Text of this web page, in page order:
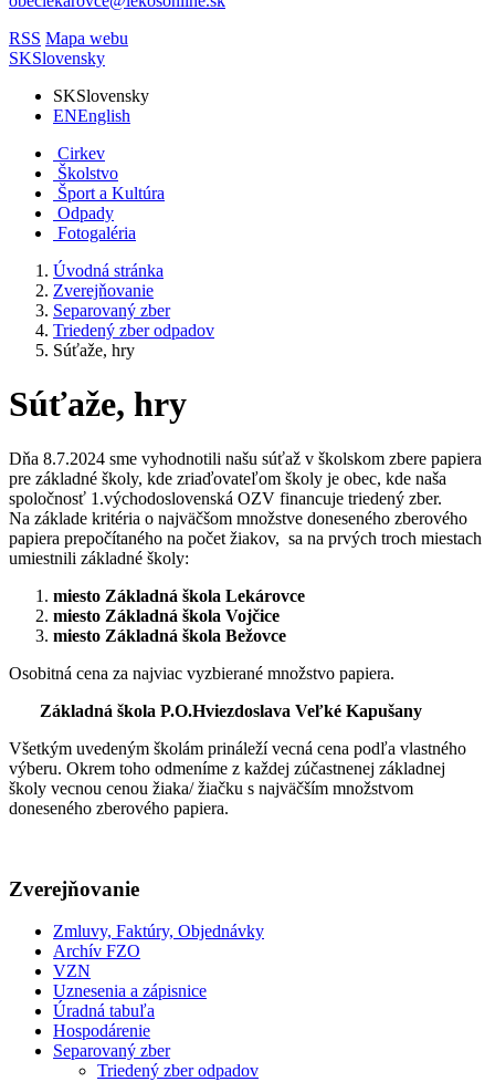
RSS Mapa webu
SKSlovensky
SKSlovensky
ENEnglish
Cirkev
Školstvo
Šport a Kultúra
Odpady
Fotogaléria
Úvodná stránka
Zverejňovanie
Separovaný zber
Triedený zber odpadov
Súťaže, hry
Súťaže, hry
Dňa 8.7.2024 sme vyhodnotili našu súťaž v školskom zbere papiera
pre základné školy, kde zriaďovateľom školy je obec, kde naša
spoločnosť 1.východoslovenská OZV financuje triedený zber.
Na základe kritéria o najväčšom množstve doneseného zberového
papiera prepočítaného na počet žiakov, sa na prvých troch miestach
umiestnili základné školy:
miesto Základná škola Lekárovce
miesto Základná škola Vojčice
miesto Základná škola Bežovce
Osobitná cena za najviac vyzbierané množstvo papiera.
Základná škola P.O.Hviezdoslava Veľké Kapušany
Všetkým uvedeným školám prináleží vecná cena podľa vlastného
výberu. Okrem toho odmeníme z každej zúčastnenej základnej
školy vecnou cenou žiaka/ žiačku s najväčším množstvom
doneseného zberového papiera.
Zverejňovanie
Zmluvy, Faktúry, Objednávky
Archív FZO
VZN
Uznesenia a zápisnice
Úradná tabuľa
Hospodárenie
Separovaný zber
Triedený zber odpadov